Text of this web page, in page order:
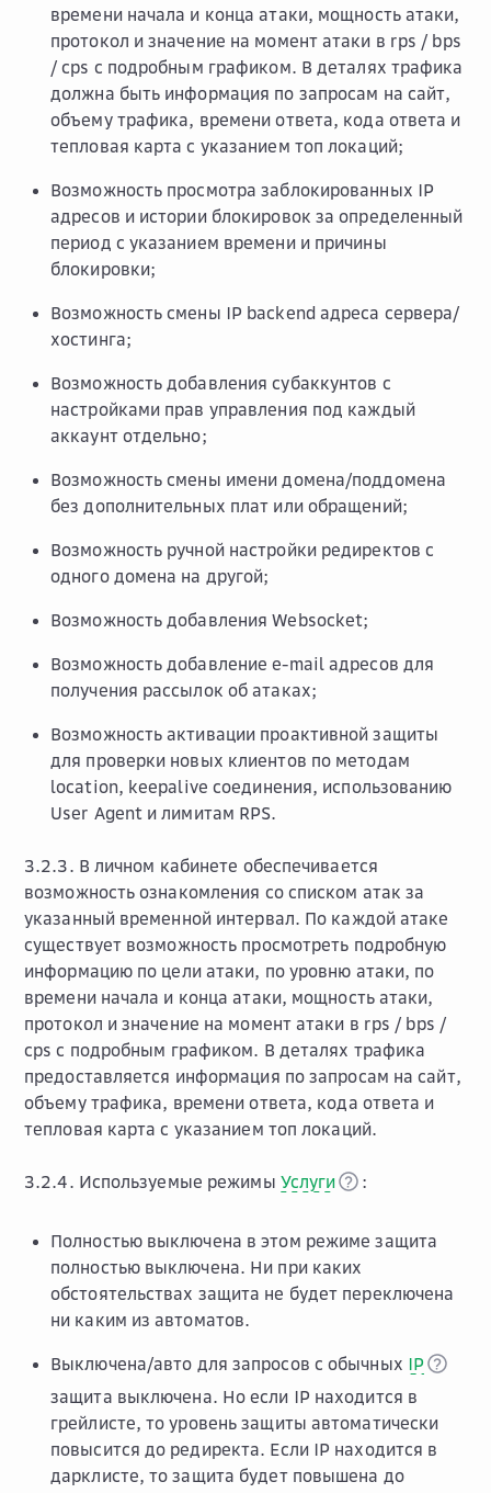
времени начала и конца атаки, мощность атаки,
протокол и значение на момент атаки в rps / bps
/ cps с подробным графиком. В деталях трафика
должна быть информация по запросам на сайт,
объему трафика, времени ответа, кода ответа и
тепловая карта с указанием топ локаций;
Возможность просмотра заблокированных IP
адресов и истории блокировок за определенный
период с указанием времени и причины
блокировки;
Возможность смены IP backend адреса сервера/
хостинга;
Возможность добавления субаккунтов с
настройками прав управления под каждый
аккаунт отдельно;
Возможность смены имени домена/поддомена
без дополнительных плат или обращений;
Возможность ручной настройки редиректов с
одного домена на другой;
Возможность добавления Websocket;
Возможность добавление e-mail адресов для
получения рассылок об атаках;
Возможность активации проактивной защиты
для проверки новых клиентов по методам
location, keepalive соединения, использованию
User Agent и лимитам RPS.
3.2.3. В личном кабинете обеспечивается
возможность ознакомления со списком атак за
указанный временной интервал. По каждой атаке
существует возможность просмотреть подробную
информацию по цели атаки, по уровню атаки, по
времени начала и конца атаки, мощность атаки,
протокол и значение на момент атаки в rps / bps /
cps с подробным графиком. В деталях трафика
предоставляется информация по запросам на сайт,
объему трафика, времени ответа, кода ответа и
тепловая карта с указанием топ локаций.
3.2.4. Используемые режимы Услуги :
Полностью выключена в этом режиме защита
полностью выключена. Ни при каких
обстоятельствах защита не будет переключена
ни каким из автоматов.
Выключена/авто для запросов с обычных IP
защита выключена. Но если IP находится в
грейлисте, то уровень защиты автоматически
повысится до редиректа. Если IP находится в
дарклисте, то защита будет повышена до